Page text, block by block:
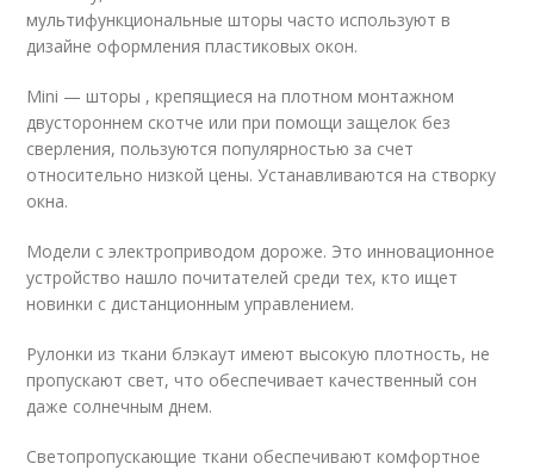
мультифункциональные шторы часто используют в
дизайне оформления пластиковых окон.
Mini — шторы , крепящиеся на плотном монтажном
двустороннем скотче или при помощи защелок без
сверления, пользуются популярностью за счет
относительно низкой цены. Устанавливаются на створку
окна.
Модели с электроприводом дороже. Это инновационное
устройство нашло почитателей среди тех, кто ищет
новинки с дистанционным управлением.
Рулонки из ткани блэкаут имеют высокую плотность, не
пропускают свет, что обеспечивает качественный сон
даже солнечным днем.
Светопропускающие ткани обеспечивают комфортное